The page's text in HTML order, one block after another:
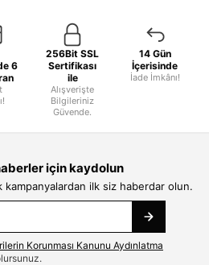
6
256Bit SSL
Sertifikası
ile
Alışverişte
Bilgileriniz
Güvende.
14 Gün
İçerisinde
İade İmkânı!
için kaydolun
kampanyalardan ilk siz haberdar olun.
Korunması Kanunu Aydınlatma